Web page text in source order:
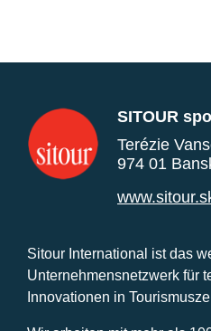
SITOUR
Terézie
974 01
Sitour International ist das
Unternehmensnetzwerk für
Innovationen in